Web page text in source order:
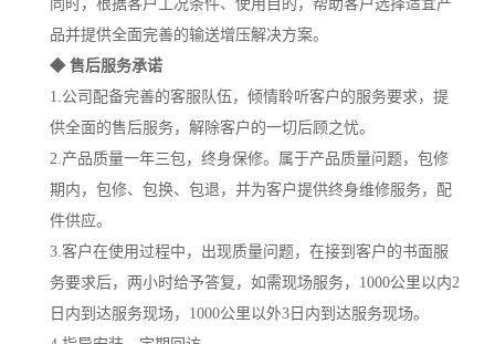
同时，根据客户工况条件、使用目的，帮助客户选择适宜产
品并提供全面完善的输送增压解决方案。
◆ 售后服务承诺
1.公司配备完善的客服队伍，倾情聆听客户的服务要求，提
供全面的售后服务，解除客户的一切后顾之忧。
2.产品质量一年三包，终身保修。属于产品质量问题，包修
期内，包修、包换、包退，并为客户提供终身维修服务，配
件供应。
3.客户在使用过程中，出现质量问题，在接到客户的书面服
务要求后，两小时给予答复，如需现场服务，1000公里以内2
日内到达服务现场，1000公里以外3日内到达服务现场。